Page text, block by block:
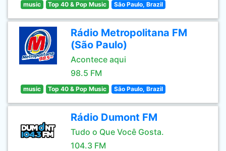
music Top 40 & Pop Music São Paulo, Brazil
Rádio Metropolitana FM
(São Paulo)
Acontece aqui
98.5 FM
music Top 40 & Pop Music São Paulo, Brazil
Rádio Dumont FM
Tudo o Que Você Gosta.
104.3 FM